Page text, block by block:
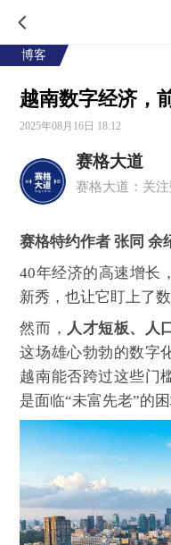
博客
越南数字经济，
2025年08月16日 18:12
赛格大道
赛格特约作者 张同 余
40年经济的高速增长
新秀，也让它 盯上了
然而， 人才短板、人
这场雄心勃勃的数字
越南能否跨过这些门
是面临“未富先老”的困